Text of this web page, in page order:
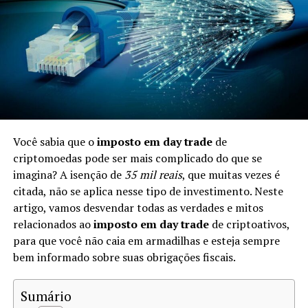
rápida e pode economizar taxas de conversão.
Impostos sobre Criptomoedas no
Brasil
No Brasil, a Receita Federal considera as criptomoedas
comopatrimônio. Isso significa que, ao trocá-las, você
pode estar sujeito à tributação. As leis fiscais brasileiras
determinam que quaisquer ganhos gerados na venda ou
troca de ativos digitais devem ser reportados e podem
ser tributados.
Quando a Troca de Criptomoedas é
Tributável?
ganho de capital. De acordo com a Receita Federal, você
Você sabia que oimposto em day tradede
criptomoedas pode ser mais complicado do que se
imagina? A isenção de 35 mil reais, que muitas vezes é
citada, não se aplica nesse tipo de investimento. Neste
artigo, vamos desvendar todas as verdades e mitos
relacionados aoimposto em day tradede criptoativos,
para que você não caia em armadilhas e esteja sempre
bem informado sobre suas obrigações fiscais.
Sumário